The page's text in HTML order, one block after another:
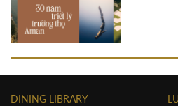
DINING LIBRARY